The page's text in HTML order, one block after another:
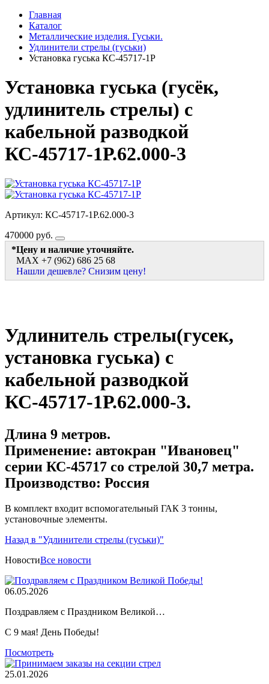
Главная
Каталог
Металлические изделия. Гуськи.
Удлинители стрелы (гуськи)
Установка гуська КС-45717-1Р
Установка гуська (гусёк,
удлинитель стрелы) с
кабельной разводкой
КС-45717-1Р.62.000-3
Артикул: КС-45717-1Р.62.000-3
470000 руб.
*Цену и наличие уточняйте.
MAX +7 (962) 686 25 68
Нашли дешевле? Снизим цену!
Удлинитель стрелы(гусек,
установка гуська) с
кабельной разводкой
КС-45717-1Р.62.000-3.
Длина 9 метров.
Применение: автокран "Ивановец"
серии КС-45717 со стрелой 30,7 метра.
Производство: Россия
В комплект входит вспомогательный ГАК 3 тонны,
установочные элементы.
Назад в "Удлинители стрелы (гуськи)"
НовостиВсе новости
06.05.2026
Поздравляем с Праздником Великой…
С 9 мая! День Победы!
Посмотреть
25.01.2026